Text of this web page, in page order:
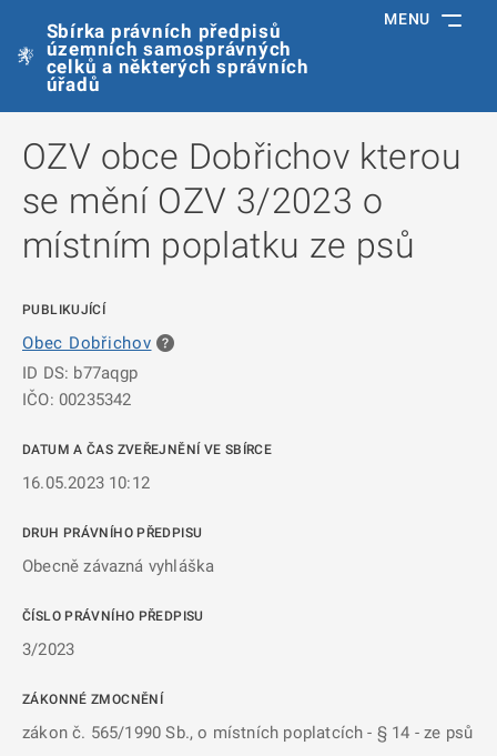
Sbírka právních předpisů
územních samosprávných
celků a některých správních
úřadů
MENU
OZV obce Dobřichov kterou
se mění OZV 3/2023 o
místním poplatku ze psů
PUBLIKUJÍCÍ
Obec Dobřichov
ID DS: b77aqgp
IČO: 00235342
DATUM A ČAS ZVEŘEJNĚNÍ VE SBÍRCE
16.05.2023 10:12
DRUH PRÁVNÍHO PŘEDPISU
Obecně závazná vyhláška
ČÍSLO PRÁVNÍHO PŘEDPISU
3/2023
ZÁKONNÉ ZMOCNĚNÍ
zákon č. 565/1990 Sb., o místních poplatcích - § 14 - ze psů